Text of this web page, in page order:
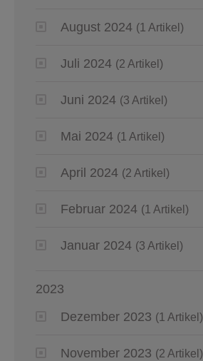
August 2024 (1 Artikel)
Juli 2024 (2 Artikel)
Juni 2024 (3 Artikel)
Mai 2024 (1 Artikel)
April 2024 (2 Artikel)
Februar 2024 (1 Artikel)
Januar 2024 (3 Artikel)
2023
Dezember 2023 (1 Artikel)
November 2023 (2 Artikel)